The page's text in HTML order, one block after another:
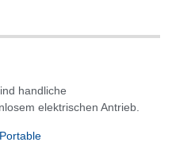
handliche
elektrischen Antrieb.